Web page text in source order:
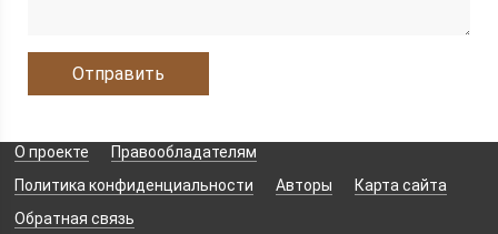
О проекте
Правообладателям
Политика конфиденциальности
Авторы
Карта сайта
Обратная связь